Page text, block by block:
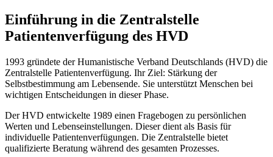
Einführung in die Zentralstelle
Patientenverfügung des HVD
1993 gründete der Humanistische Verband Deutschlands (HVD) die
Zentralstelle Patientenverfügung. Ihr Ziel: Stärkung der
Selbstbestimmung am Lebensende. Sie unterstützt Menschen bei
wichtigen Entscheidungen in dieser Phase.
Der HVD entwickelte 1989 einen Fragebogen zu persönlichen
Werten und Lebenseinstellungen. Dieser dient als Basis für
individuelle Patientenverfügungen. Die Zentralstelle bietet
qualifizierte Beratung während des gesamten Prozesses.